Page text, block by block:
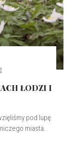
ŁODZI I
pod lupę
miasta.